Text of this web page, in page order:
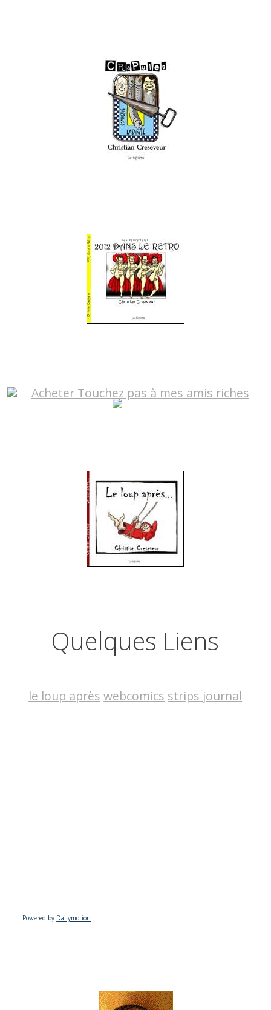
Quelques Liens
le loup après webcomics strips journal
Powered by Dailymotion